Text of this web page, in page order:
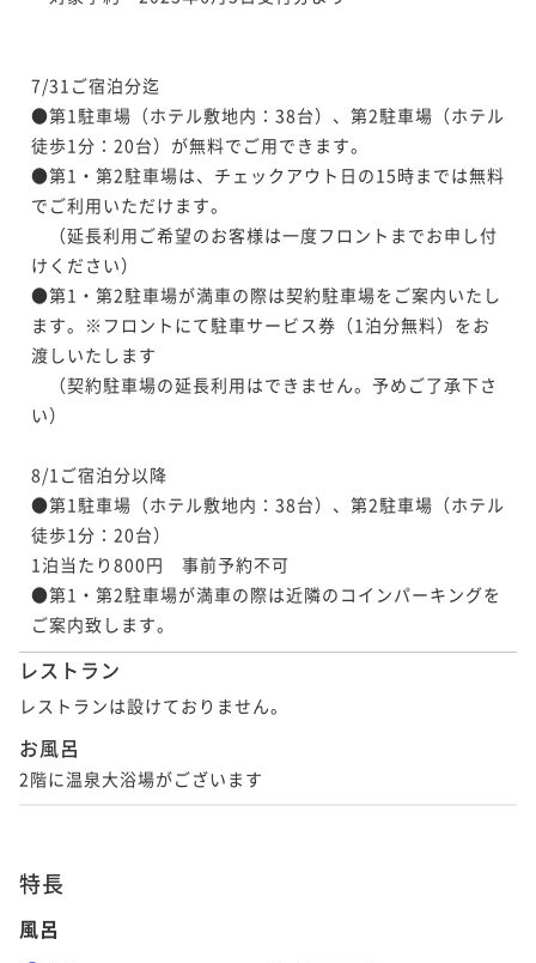
7/31ご宿泊分迄
●第1駐車場（ホテル敷地内：38台）、第2駐車場（ホテル
徒歩1分：20台）が無料でご用できます。
●第1・第2駐車場は、チェックアウト日の15時までは無料
でご利用いただけます。
（延長利用ご希望のお客様は一度フロントまでお申し付
けください）
●第1・第2駐車場が満車の際は契約駐車場をご案内いたし
ます。※フロントにて駐車サービス券（1泊分無料）をお
渡しいたします
（契約駐車場の延長利用はできません。予めご了承下さ
い）
8/1ご宿泊分以降
●第1駐車場（ホテル敷地内：38台）、第2駐車場（ホテル
徒歩1分：20台）
1泊当たり800円　事前予約不可
●第1・第2駐車場が満車の際は近隣のコインパーキングを
レストラン
レストランは設けておりません。
お風呂
2階に温泉大浴場がございます
特長
風呂